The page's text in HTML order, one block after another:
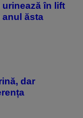
în lift
anul ăsta
dar